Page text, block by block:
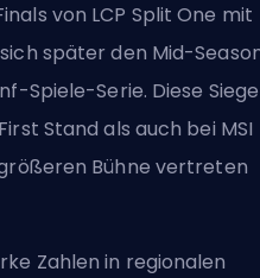
von LCP Split One mit
später den Mid-
Spiele-Serie. Diese Siege
First Stand als auch bei MSI
Bühne vertreten
Zahlen in regionalen